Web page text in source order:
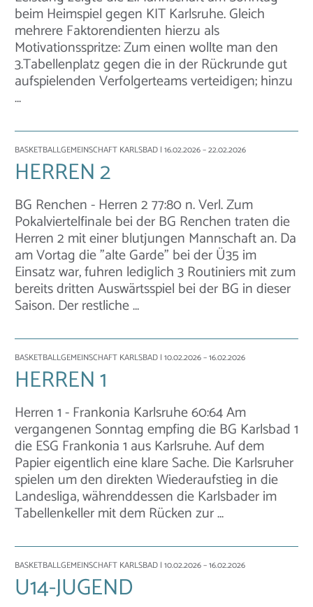
beim Heimspiel gegen KIT Karlsruhe. Gleich
mehrere Faktorendienten hierzu als
Motivationsspritze: Zum einen wollte man den
3.Tabellenplatz gegen die in der Rückrunde gut
aufspielenden Verfolgerteams verteidigen; hinzu
…
BASKETBALLGEMEINSCHAFT KARLSBAD | 16.02.2026 – 22.02.2026
HERREN 2
BG Renchen - Herren 2 77:80 n. Verl. Zum
Pokalviertelfinale bei der BG Renchen traten die
Herren 2 mit einer blutjungen Mannschaft an. Da
am Vortag die "alte Garde" bei der Ü35 im
Einsatz war, fuhren lediglich 3 Routiniers mit zum
bereits dritten Auswärtsspiel bei der BG in dieser
Saison. Der restliche …
BASKETBALLGEMEINSCHAFT KARLSBAD | 10.02.2026 – 16.02.2026
HERREN 1
Herren 1 - Frankonia Karlsruhe 60:64 Am
vergangenen Sonntag empfing die BG Karlsbad 1
die ESG Frankonia 1 aus Karlsruhe. Auf dem
Papier eigentlich eine klare Sache. Die Karlsruher
spielen um den direkten Wiederaufstieg in die
Landesliga, währenddessen die Karlsbader im
Tabellenkeller mit dem Rücken zur …
BASKETBALLGEMEINSCHAFT KARLSBAD | 10.02.2026 – 16.02.2026
U14-JUGEND